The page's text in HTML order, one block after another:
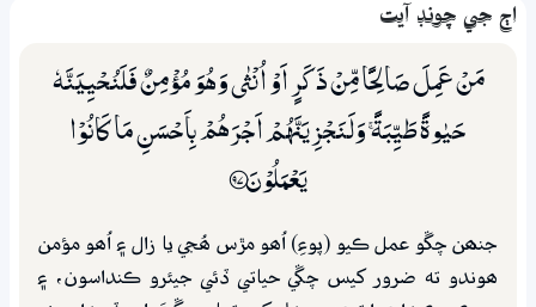
اڄ جي چونڊ آيت
مَنْ عَمِلَ صَالِحًا مِّنْ ذَكَرٍ اَوْ اُنْثٰى وَهُوَ مُؤْمِنٌ فَلَنُحْيِيَنَّهٗ
حَيٰوةً طَيِّبَةً ۚ وَلَـنَجْزِيَنَّهُمْ اَجْرَهُمْ بِاَحْسَنِ مَا كَانُوْا
يَعْمَلُوْنَ ؀97
جنھن چڱو عمل ڪيو (پوءِ) اُھو مڙس ھُجي يا زال ۽ اُھو مؤمن
ھوندو ته ضرور کيس چڱي حياتي ڏئي جيئرو ڪنداسون، ۽